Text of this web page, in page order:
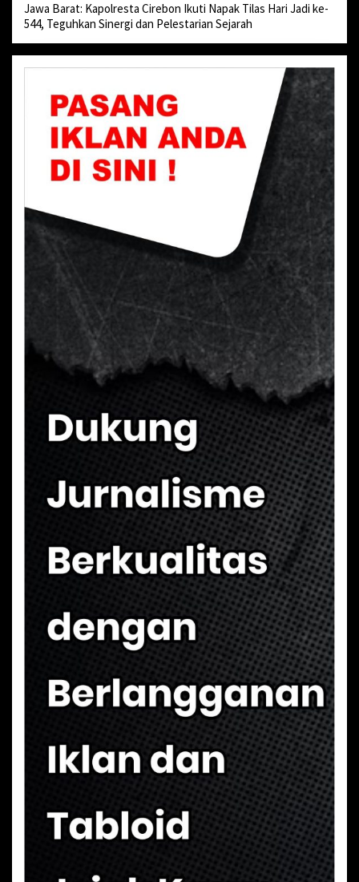
Jawa Barat: Kapolresta Cirebon Ikuti Napak Tilas Hari Jadi ke-
544, Teguhkan Sinergi dan Pelestarian Sejarah